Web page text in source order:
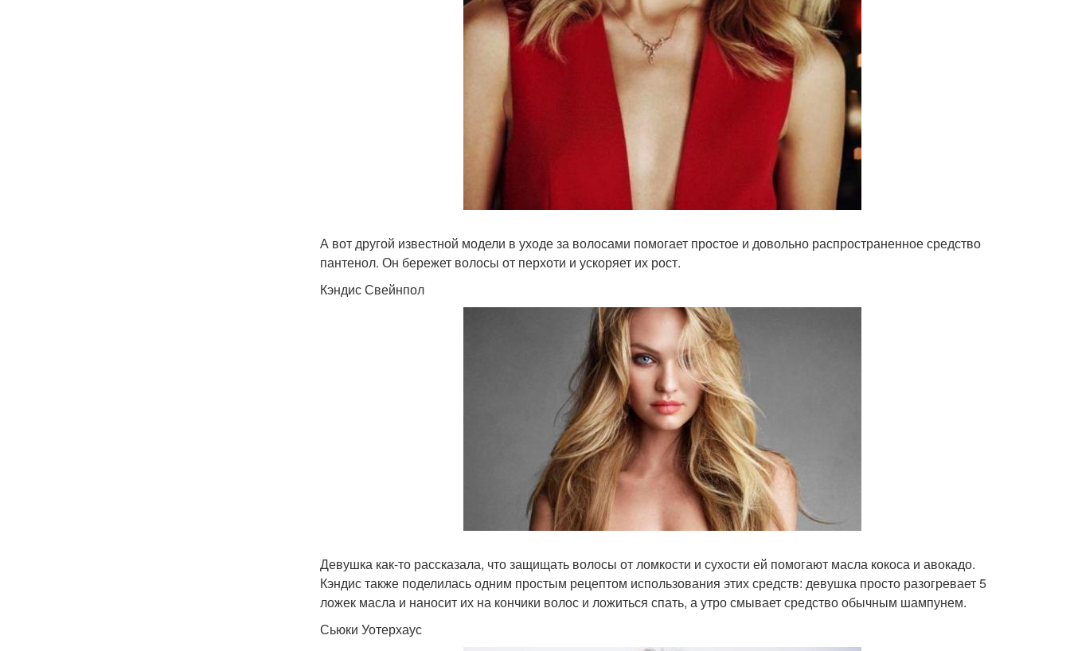
А вот другой известной модели в уходе за волосами помогает простое и довольно распространенное средство
пантенол. Он бережет волосы от перхоти и ускоряет их рост.
Кэндис Свейнпол
Девушка как-то рассказала, что защищать волосы от ломкости и сухости ей помогают масла кокоса и авокадо.
Кэндис также поделилась одним простым рецептом использования этих средств: девушка просто разогревает 5
ложек масла и наносит их на кончики волос и ложиться спать, а утро смывает средство обычным шампунем.
Сьюки Уотерхаус